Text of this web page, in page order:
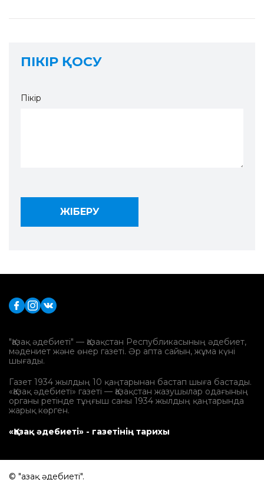
ПІКІР ҚОСУ
Пікір
"Қазақ әдебиеті" — Қазақстан Республикасының әдебиет,
мәдениет және өнер газеті. Әр апта сайын, жұма күні
шығады.
Газет 1934 жылдың 10 қаңтарынан бастап шыға бастады.
«Қазақ әдебиеті» газеті — Қазақстан жазушылар одағының
органы ретінде тұңғыш саны 1934 жылдың қаңтарында
жарық көрген.
«Қазақ әдебиеті» - газетінің тарихы
© "Қазақ әдебиеті".